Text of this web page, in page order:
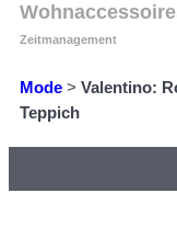
Zeitmanagement
Mode > Valentino:
Teppich